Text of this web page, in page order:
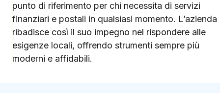
punto di riferimento per chi necessita di servizi
finanziari e postali in qualsiasi momento. L’azienda
ribadisce così il suo impegno nel rispondere alle
esigenze locali, offrendo strumenti sempre più
moderni e affidabili.